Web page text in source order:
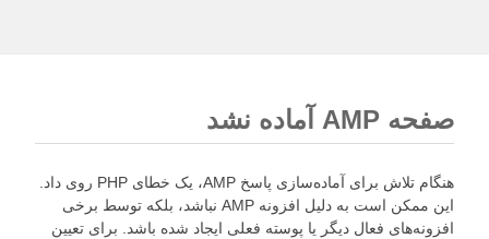
صفحه AMP آماده نشد
هنگام تلاش برای آماده‌سازی پاسخ AMP، یک خطای PHP روی داد.
این ممکن است به دلیل افزونه AMP نباشد، بلکه توسط برخی
افزونه‌های فعال دیگر یا پوسته فعلی ایجاد شده باشد. برای تعیین